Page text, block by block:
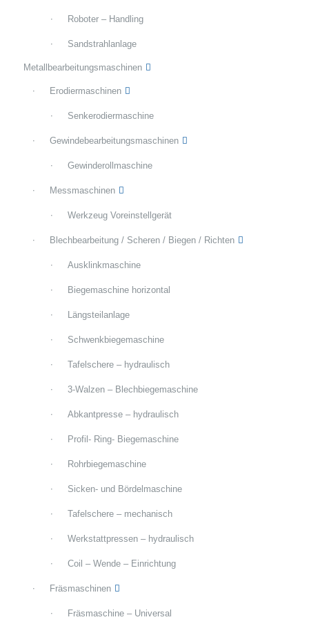
Roboter – Handling
Sandstrahlanlage
Metallbearbeitungsmaschinen
Erodiermaschinen
Senkerodiermaschine
Gewindebearbeitungsmaschinen
Gewinderollmaschine
Messmaschinen
Werkzeug Voreinstellgerät
Blechbearbeitung / Scheren / Biegen / Richten
Ausklinkmaschine
Biegemaschine horizontal
Längsteilanlage
Schwenkbiegemaschine
Tafelschere – hydraulisch
3-Walzen – Blechbiegemaschine
Abkantpresse – hydraulisch
Profil- Ring- Biegemaschine
Rohrbiegemaschine
Sicken- und Bördelmaschine
Tafelschere – mechanisch
Werkstattpressen – hydraulisch
Coil – Wende – Einrichtung
Fräsmaschinen
Fräsmaschine – Universal